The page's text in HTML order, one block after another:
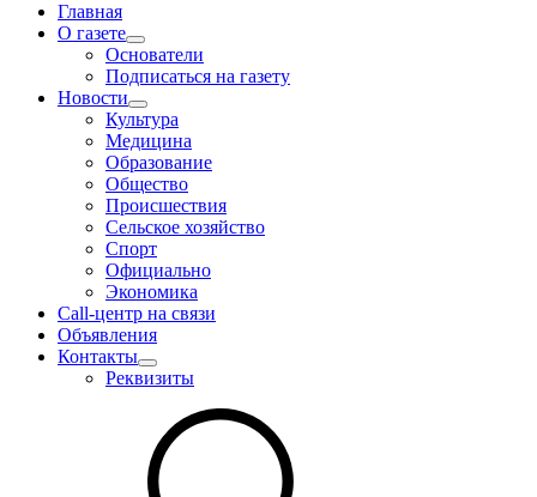
Главная
О газете
Основатели
Подписаться на газету
Новости
Культура
Медицина
Образование
Общество
Происшествия
Сельское хозяйство
Спорт
Официально
Экономика
Call-центр на связи
Объявления
Контакты
Реквизиты